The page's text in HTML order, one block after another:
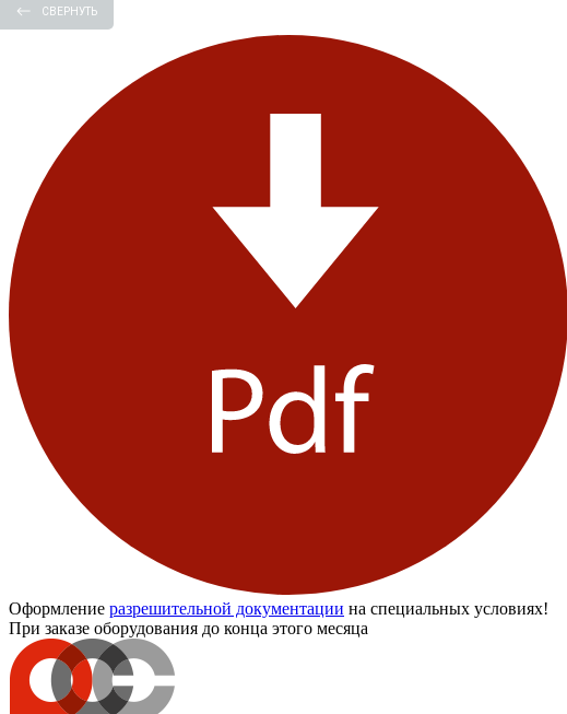
Оформление разрешительной документации на специальных условиях!
При заказе оборудования до конца этого месяца
СВЕРНУТЬ